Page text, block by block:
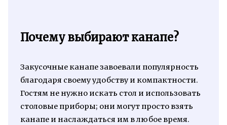
Почему выбирают канапе?
Закусочные канапе завоевали популярность
благодаря своему удобству и компактности.
Гостям не нужно искать стол и использовать
столовые приборы; они могут просто взять
канапе и наслаждаться им в любое время.